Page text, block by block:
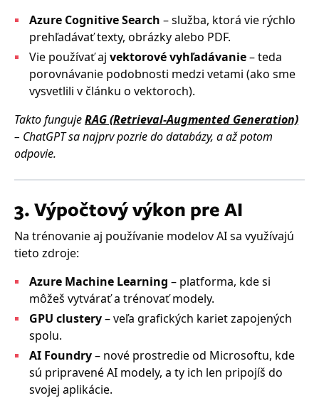
Azure Cognitive Search – služba, ktorá vie rýchlo
prehľadávať texty, obrázky alebo PDF.
Vie používať aj vektorové vyhľadávanie– teda
porovnávanie podobnosti medzi vetami (ako sme
vysvetlili v článku o vektoroch).
Takto fungujeRAG (Retrieval-Augmented Generation)
– ChatGPT sa najprv pozrie do databázy, a až potom
odpovie.
3. Výpočtový výkon pre AI
Na trénovanie aj používanie modelov AI sa využívajú
tieto zdroje:
Azure Machine Learning – platforma, kde si
môžeš vytvárať a trénovať modely.
GPU clustery– veľa grafických kariet zapojených
spolu.
AI Foundry– nové prostredie od Microsoftu, kde
sú pripravené AI modely, a ty ich len pripojíš do
svojej aplikácie.